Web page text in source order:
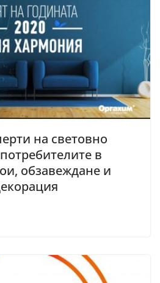
на световно
в
обзавеждане и